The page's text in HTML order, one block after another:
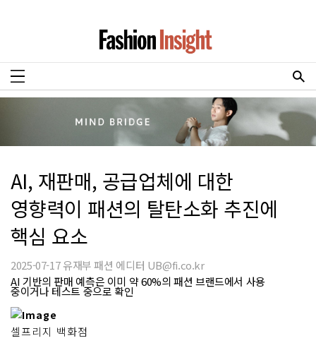
AI, 재판매, 공급업체에 대한
영향력이 패션의 탈탄소화 추진에
핵심 요소
2025-07-17 유재부 패션 에디터 UB@fi.co.kr
AI 기반의 판매 예측은 이미 약 60%의 패션 브랜드에서 사용
중이거나 테스트 중으로 확인
셀프리지 백화점